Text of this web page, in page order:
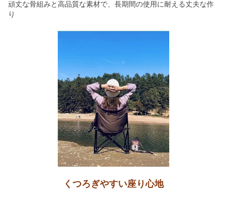
頑丈な骨組みと高品質な素材で、長期間の使用に耐える丈夫な作
り
くつろぎやすい座り心地